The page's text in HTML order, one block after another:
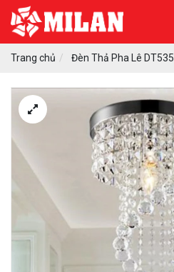
Trang chủ Đèn Thả Pha Lê DT535